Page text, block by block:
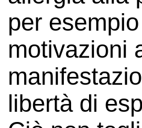
per
motivazioni
libertà di